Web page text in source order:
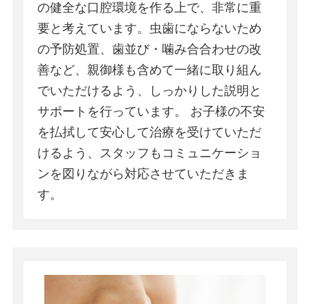
の健全な口腔環境を作る上で、非常に重
要と考えています。虫歯にならないため
の予防処置、歯並び・噛み合合わせの改
善など、親御様も含めて一緒に取り組ん
でいただけるよう、しっかりした説明と
サポートを行っています。 お子様の不安
を払拭して安心して治療を受けていただ
けるよう、スタッフもコミュニケーショ
ンを図りながら対応させていただきま
す。